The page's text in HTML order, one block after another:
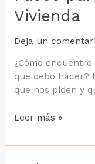
Vivienda
Deja un
¿Cómo
que debo hacer?
que nos piden y
Pasos
Comprar
Leer más »